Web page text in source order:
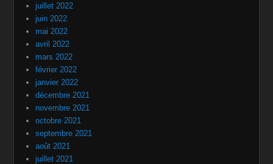
juillet 2022
juin 2022
mai 2022
avril 2022
mars 2022
février 2022
janvier 2022
décembre 2021
novembre 2021
octobre 2021
septembre 2021
août 2021
juillet 2021